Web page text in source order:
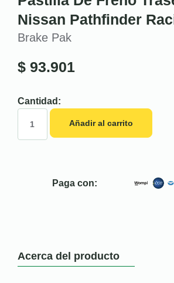
Nissan Pathfinder
Brake Pak
$ 93.901
Cantidad:
Añadir al carrito
Paga con:
Acerca del producto